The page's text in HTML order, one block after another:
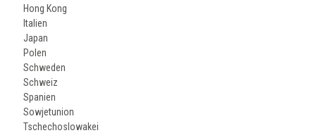
Hong Kong
Italien
Japan
Polen
Schweden
Schweiz
Spanien
Sowjetunion
Tschechoslowakei